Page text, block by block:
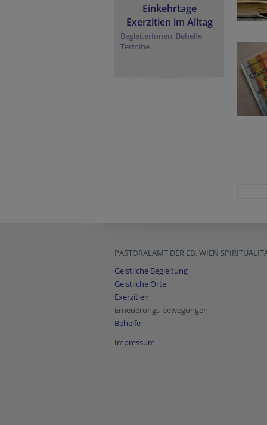
Einkehrtage
Exerzitien im Alltag
BegleiterInnen, Behelfe,
Termine.
PASTORALAMT DER ED. WIEN
Geistliche Begleitung
Geistliche Orte
Exerzitien
Erneuerungs-bewegungen
Behelfe
Impressum